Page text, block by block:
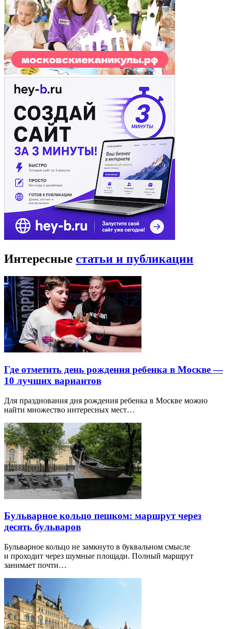
Интересные статьи и публикации
Где отметить день рождения ребенка в Москве —
10 лучших вариантов
Для празднования дня рождения ребенка в Москве можно
найти множество интересных мест…
Бульварное кольцо пешком: маршрут через
десять бульваров
Бульварное кольцо не замкнуто в буквальном смысле
и проходит через шумные площади. Полный маршрут
занимает почти…